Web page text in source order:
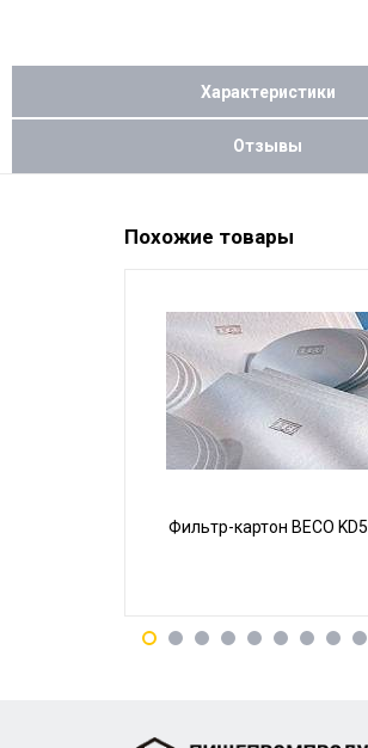
Характеристики
Отзывы
Похожие товары
Фильтр-картон BECO KD5